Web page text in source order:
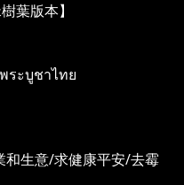
版本】
ระบูชาไทย
和生意/求健康平安/去霉